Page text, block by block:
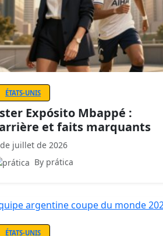
ÉTATS-UNIS
Expósito Mbappé :
et faits marquants
juillet de 2026
By prática
ÉTATS-UNIS